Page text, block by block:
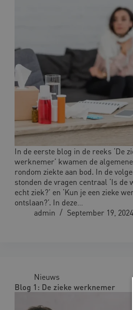
In de eerste blog in de reeks ‘De
werknemer’ kwamen de
rondom ziekte aan bod. In de
stonden de vragen centraal ‘Is de
echt ziek?’ en ‘Kun je een zieke
ontslaan?’. In deze…
admin
September 19, 2024
Nieuws
Blog 1: De zieke werknemer